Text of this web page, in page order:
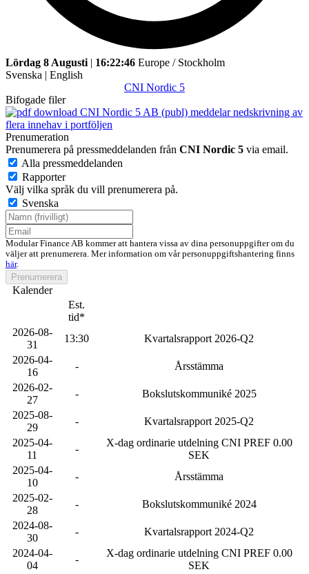
Lördag 8 Augusti | 16:22:46 Europe / Stockholm
Svenska | English
CNI Nordic 5
Bifogade filer
CNI Nordic 5 AB (publ) meddelar nedskrivning av
flera innehav i portföljen
Prenumeration
Prenumerera på pressmeddelanden från CNI Nordic 5 via email.
Alla pressmeddelanden
Rapporter
Välj vilka språk du vill prenumerera på.
Svenska
Modular Finance AB kommer att hantera vissa av dina personuppgifter om du
väljer att prenumerera. Mer information om vår personuppgiftshantering finns
här.
Prenumerera
Kalender
Est.
tid*
2026-08-
31
13:30
Kvartalsrapport 2026-Q2
2026-04-
16
-
Årsstämma
2026-02-
27
-
Bokslutskommuniké 2025
2025-08-
29
-
Kvartalsrapport 2025-Q2
2025-04-
11
-
X-dag ordinarie utdelning CNI PREF 0.00
SEK
2025-04-
10
-
Årsstämma
2025-02-
28
-
Bokslutskommuniké 2024
2024-08-
30
-
Kvartalsrapport 2024-Q2
2024-04-
04
-
X-dag ordinarie utdelning CNI PREF 0.00
SEK